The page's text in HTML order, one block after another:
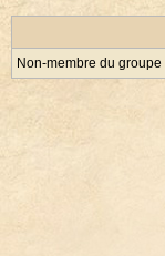
Non-membre du groupe